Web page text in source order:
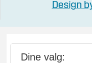
Design
Dine valg: